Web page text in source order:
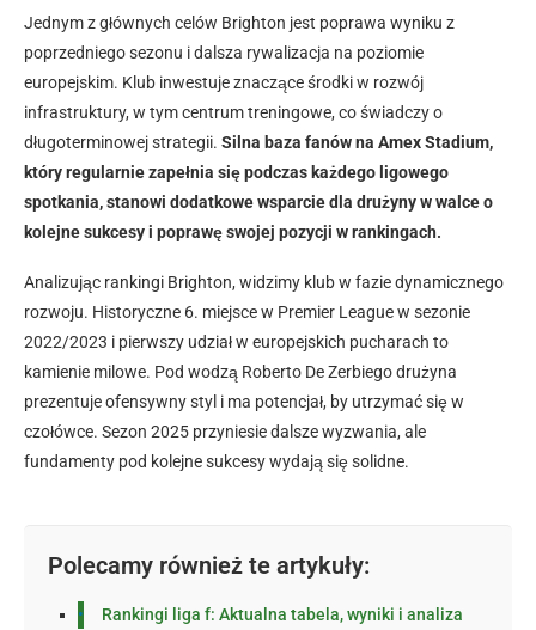
Jednym z głównych celów Brighton jest poprawa wyniku z
poprzedniego sezonu i dalsza rywalizacja na poziomie
europejskim. Klub inwestuje znaczące środki w rozwój
infrastruktury, w tym centrum treningowe, co świadczy o
długoterminowej strategii. Silna baza fanów na Amex Stadium,
który regularnie zapełnia się podczas każdego ligowego
spotkania, stanowi dodatkowe wsparcie dla drużyny w walce o
kolejne sukcesy i poprawę swojej pozycji w rankingach.
Analizując rankingi Brighton, widzimy klub w fazie dynamicznego
rozwoju. Historyczne 6. miejsce w Premier League w sezonie
2022/2023 i pierwszy udział w europejskich pucharach to
kamienie milowe. Pod wodzą Roberto De Zerbiego drużyna
prezentuje ofensywny styl i ma potencjał, by utrzymać się w
czołówce. Sezon 2025 przyniesie dalsze wyzwania, ale
fundamenty pod kolejne sukcesy wydają się solidne.
Polecamy również te artykuły:
Rankingi liga f: Aktualna tabela, wyniki i analiza